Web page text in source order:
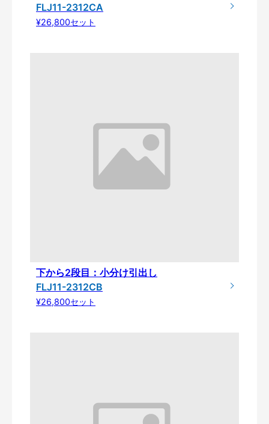
FLJ11-2312CA
¥26,800セット
下から2段目：小分け引出し
FLJ11-2312CB
¥26,800セット